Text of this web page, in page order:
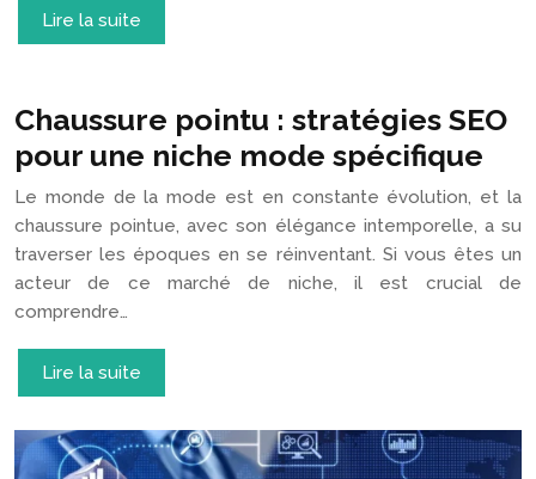
Lire la suite
Chaussure pointu : stratégies SEO
pour une niche mode spécifique
Le monde de la mode est en constante évolution, et la
chaussure pointue, avec son élégance intemporelle, a su
traverser les époques en se réinventant. Si vous êtes un
acteur de ce marché de niche, il est crucial de
comprendre…
Lire la suite